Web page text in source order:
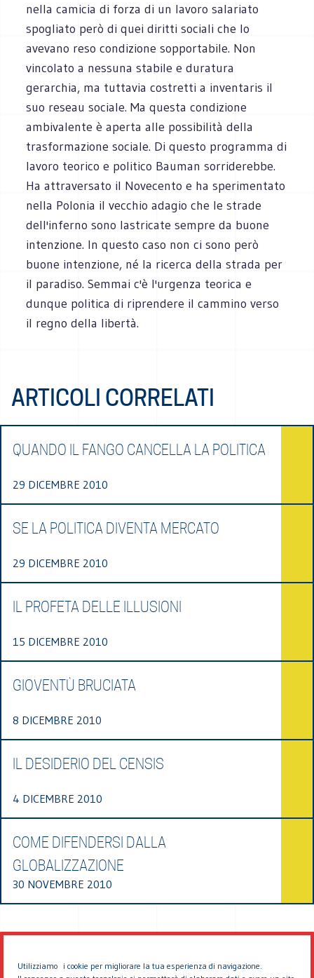
Utilizziamo i cookie per migliorare la tua esperienza di navigazione.
nella camicia di forza di un lavoro salariato
spogliato però di quei diritti sociali che lo
avevano reso condizione sopportabile. Non
vincolato a nessuna stabile e duratura
gerarchia, ma tuttavia costretti a inventaris il
suo reseau sociale. Ma questa condizione
ambivalente è aperta alle possibilità della
trasformazione sociale. Di questo programma di
lavoro teorico e politico Bauman sorriderebbe.
Ha attraversato il Novecento e ha sperimentato
nella Polonia il vecchio adagio che le strade
dell'inferno sono lastricate sempre da buone
intenzione. In questo caso non ci sono però
buone intenzione, né la ricerca della strada per
il paradiso. Semmai c'è l'urgenza teorica e
dunque politica di riprendere il cammino verso
il regno della libertà.
ARTICOLI CORRELATI
QUANDO IL FANGO CANCELLA LA POLITICA
29 DICEMBRE 2010
SE LA POLITICA DIVENTA MERCATO
29 DICEMBRE 2010
IL PROFETA DELLE ILLUSIONI
15 DICEMBRE 2010
GIOVENTÙ BRUCIATA
8 DICEMBRE 2010
IL DESIDERIO DEL CENSIS
4 DICEMBRE 2010
COME DIFENDERSI DALLA
GLOBALIZZAZIONE
30 NOVEMBRE 2010